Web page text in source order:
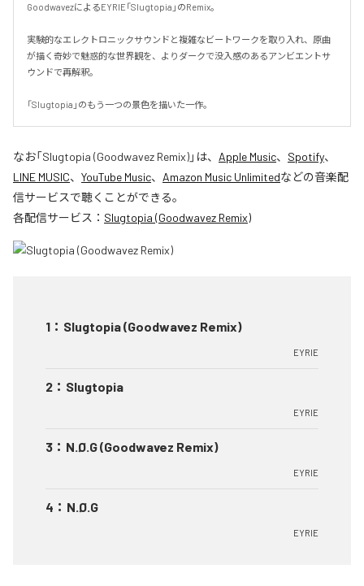
GoodwavezによるEYRIE「Slugtopia」のRemix。
実験的なエレクトロニックサウンドと複雑なビートワークを取り入れ、原曲
が描く奇妙で魅惑的な世界観を、よりダークで没入感のあるアンビエントサ
ウンドで再解釈。
「Slugtopia」のもう一つの景色を描いた一作。
なお「Slugtopia (Goodwavez Remix)」は、 Apple Music、 Spotify、
LINE MUSIC、 YouTube Music、 Amazon Music Unlimitedなどの音楽配
信サービスで聴くことができる。
各配信サービス： Slugtopia (Goodwavez Remix)
1 ： Slugtopia (Goodwavez Remix)
EYRIE
2 ： Slugtopia
EYRIE
3 ： N.Ø.G (Goodwavez Remix)
EYRIE
4 ： N.Ø.G
EYRIE